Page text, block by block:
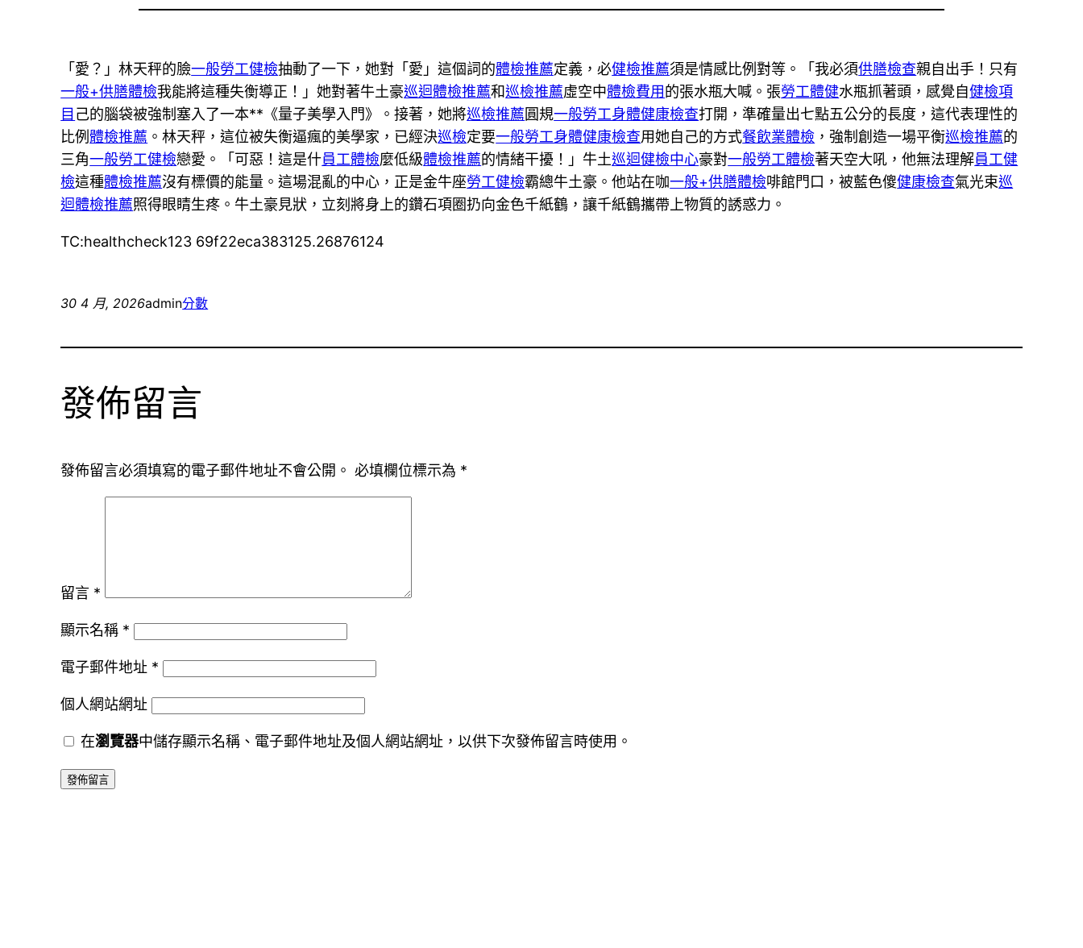
「愛？」林天秤的臉一般勞工健檢抽動了一下，她對「愛」這個詞的體檢推薦定義，必健檢推薦須是情感比例對等。「我必須供膳檢查親自出手！只有
一般+供膳體檢我能將這種失衡導正！」她對著牛土豪巡迴體檢推薦和巡檢推薦虛空中體檢費用的張水瓶大喊。張勞工體健水瓶抓著頭，感覺自健檢項
目 己的腦袋被強制塞入了一本**《量子美學入門》。接著，她將巡檢推薦圓規一般勞工身體健康檢查打開，準確量出七點五公分的長度，這代表理性的
比例 體檢推薦 。林天秤，這位被失衡逼瘋的美學家，已經決巡檢定要一般勞工身體健康檢查用她自己的方式餐飲業體檢 ，強制創造一場平衡巡檢推薦的
三角一般勞工健檢戀愛。「可惡！這是什員工體檢麼低級體檢推薦的情緒干擾！」牛土巡迴健檢中心豪對一般勞工體檢著天空大吼，他無法理解員工健
檢這種體檢推薦沒有標價的能量。這場混亂的中心，正是金牛座勞工健檢霸總牛土豪。他站在咖一般+供膳體檢啡館門口，被藍色傻健康檢查氣光束巡
迴體檢推薦照得眼睛生疼。牛土豪見狀，立刻將身上的鑽石項圈扔向金色千紙鶴，讓千紙鶴攜帶上物質的誘惑力。
TC:healthcheck123 69f22eca383125.26876124
30 4 月, 2026admin分數
發佈留言
發佈留言必須填寫的電子郵件地址不會公開。 必填欄位標示為 *
留言 *
顯示名稱 *
電子郵件地址 *
個人網站網址
在瀏覽器中儲存顯示名稱、電子郵件地址及個人網站網址，以供下次發佈留言時使用。